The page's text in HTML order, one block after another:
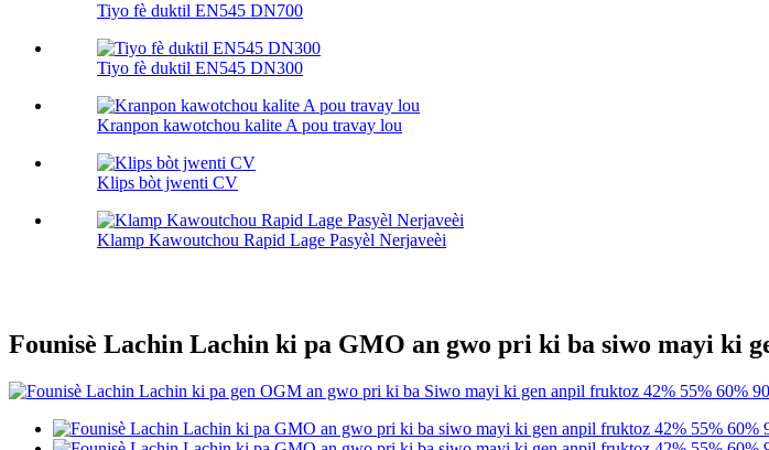
Tiyo fè duktil EN545 DN700
Tiyo fè duktil EN545 DN300
Kranpon kawotchou kalite A pou travay lou
Klips bòt jwenti CV
Klamp Kawoutchou Rapid Lage Pasyèl Nerjaveèi
Founisè Lachin Lachin ki pa GMO an gwo pri ki ba siwo mayi ki